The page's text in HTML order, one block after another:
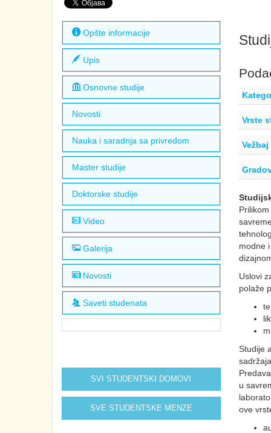
Opšte informacije
Upis
Osnovne studije
Novosti
Nauka i saradnja sa privredom
Master studije
Doktorske studije
Video
Galerija
Novosti
Saveti studenata
SVI STUDENTSKI DOMOVI
SVE STUDENTSKE MENZE
Vrste
modne
Uslovi
polaže
Studije
u
ove